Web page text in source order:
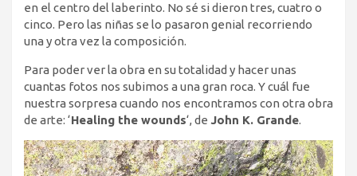
en el centro del laberinto. No sé si dieron tres, cuatro o
cinco. Pero las niñas se lo pasaron genial recorriendo
una y otra vez la composición.
Para poder ver la obra en su totalidad y hacer unas
cuantas fotos nos subimos a una gran roca. Y cuál fue
nuestra sorpresa cuando nos encontramos con otra obra
de arte: ‘Healing the wounds‘, de John K. Grande.